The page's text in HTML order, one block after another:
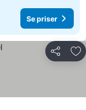
Se priser
Del